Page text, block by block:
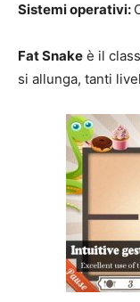
Sistemi operativi:
Fat Snake è il
si allunga, tanti